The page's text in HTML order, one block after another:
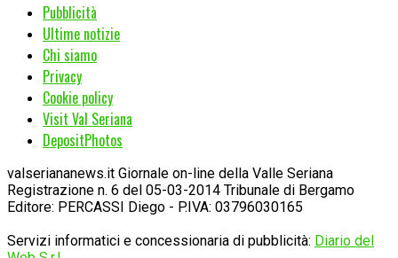
Pubblicità
Ultime notizie
Chi siamo
Privacy
Cookie policy
Visit Val Seriana
DepositPhotos
valseriananews.it Giornale on-line della Valle Seriana
Registrazione n. 6 del 05-03-2014 Tribunale di Bergamo
Editore: PERCASSI Diego - P.IVA: 03796030165
Servizi informatici e concessionaria di pubblicità: Diario del